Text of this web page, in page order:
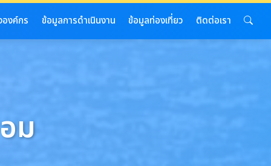
องค์กร ข้อมูลการดำเนินงาน ข้อมูลท่องเที่ยว ติดต่อเรา
ม